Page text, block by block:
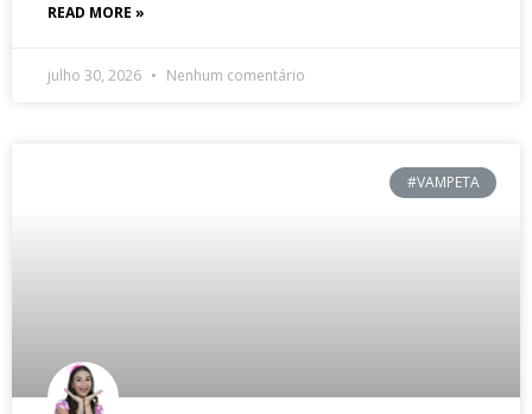
READ MORE »
julho 30, 2026 Nenhum comentário
#VAMPETA